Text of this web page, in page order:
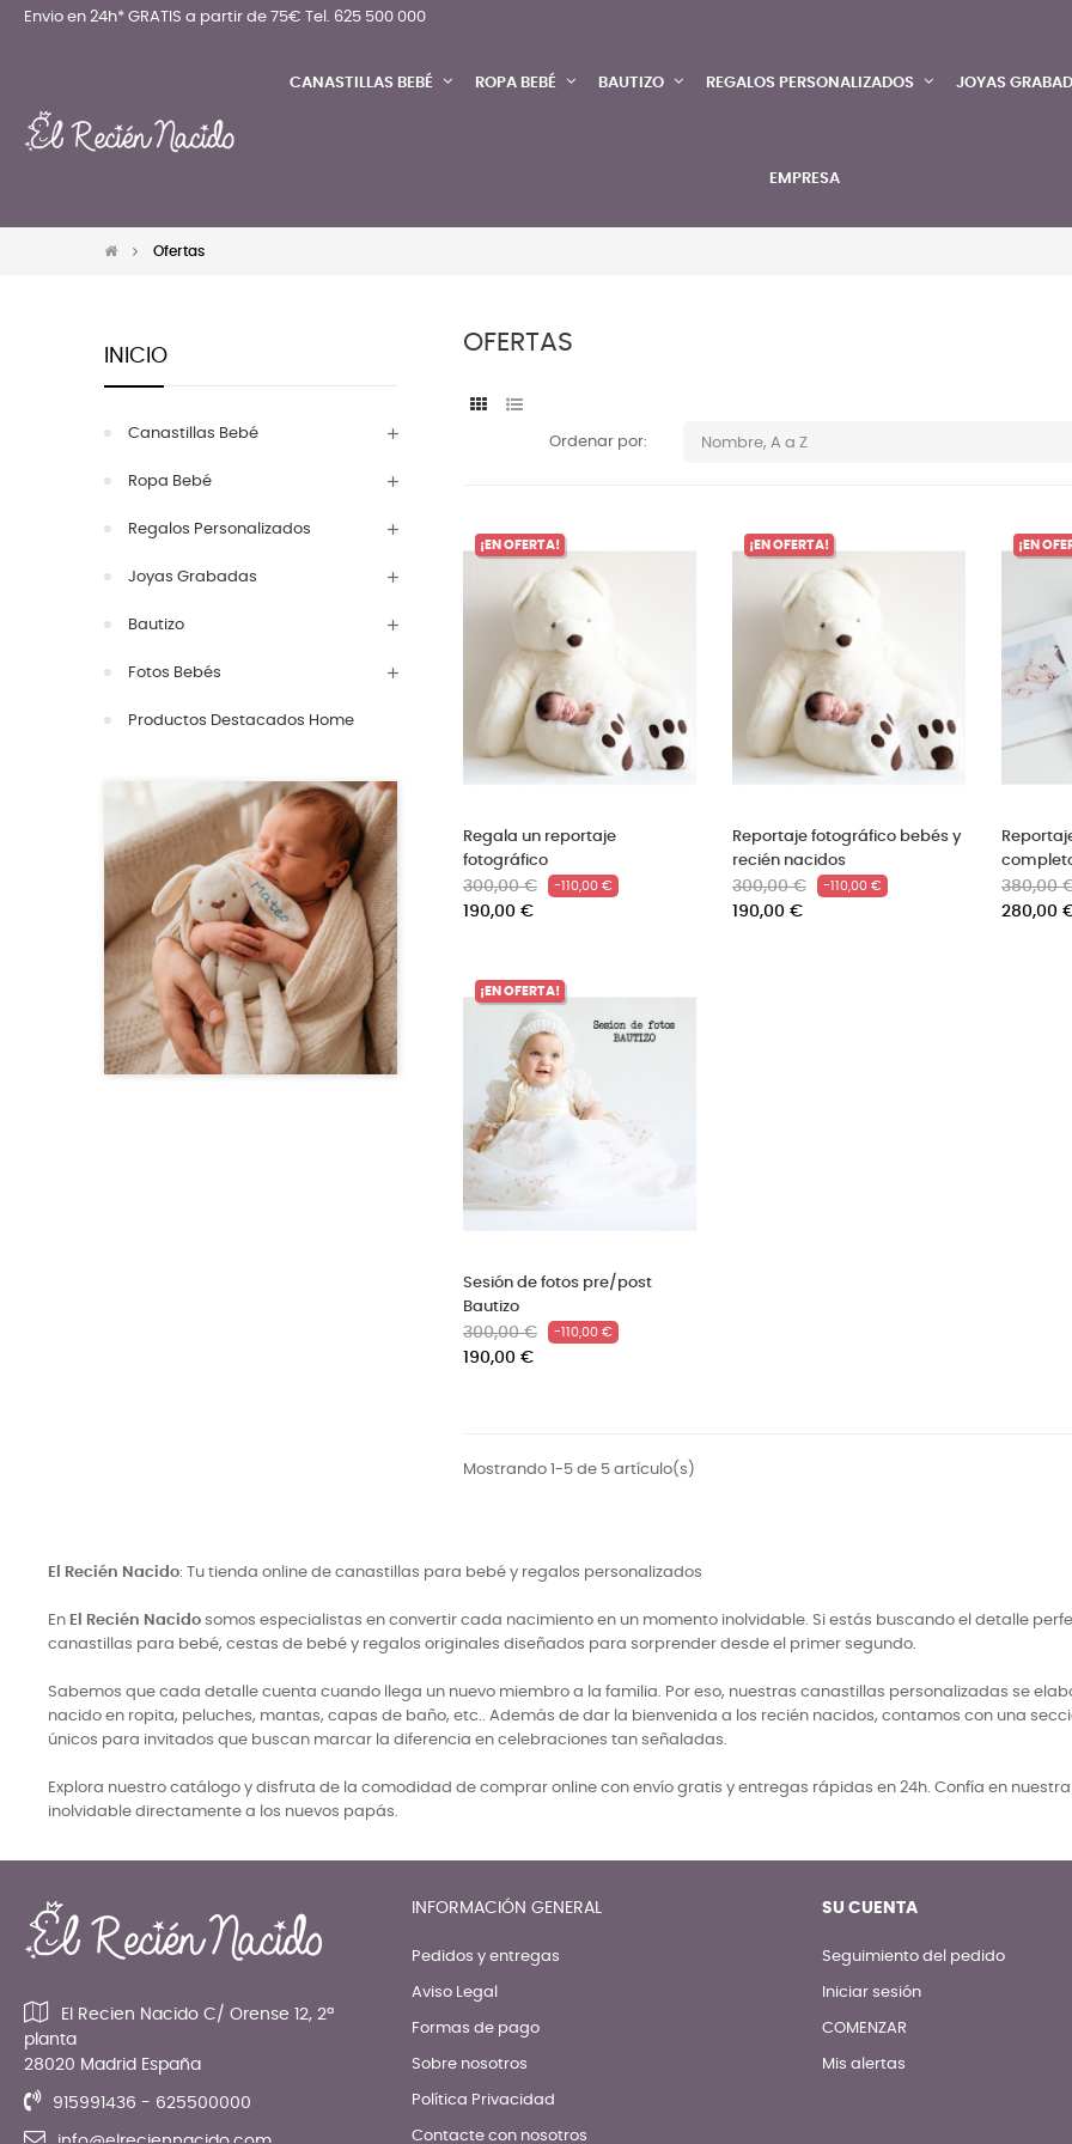
Envio en 24h* GRATIS a partir de 75€ Tel. 625 500 000
CANASTILLAS BEBÉ ROPA BEBÉ BAUTIZO REGALOS PERSONALIZADOS JOYAS
EMPRESA
Ofertas
INICIO
Canastillas Bebé
Ropa Bebé
Regalos Personalizados
Joyas Grabadas
Bautizo
Fotos Bebés
Productos Destacados Home
OFERTAS
Ordenar por: Nombre, A a Z
¡EN OFERTA!
Regala un reportaje
fotográfico
Precio
base
300,00 € -110,00 € Precio
190,00 €
¡EN OFERTA!
Reportaje fotográfico bebés y
recién nacidos
Precio
base
300,00 € -110,00 € Precio
190,00 €
¡EN
Precio
base
380,00
280,00
¡EN OFERTA!
Sesión de fotos pre/post
Bautizo
Precio
base
300,00 € -110,00 € Precio
190,00 €
Mostrando 1-5 de 5 artículo(s)
El Recién Nacido: Tu tienda online de canastillas para bebé y regalos personalizados
En El Recién Nacido somos especialistas en convertir cada nacimiento en un momento inolvidable. Si estás buscando el detalle
canastillas para bebé, cestas de bebé y regalos originales diseñados para sorprender desde el primer segundo.
Sabemos que cada detalle cuenta cuando llega un nuevo miembro a la familia. Por eso, nuestras canastillas personalizadas se
nacido en ropita, peluches, mantas, capas de baño, etc.. Además de dar la bienvenida a los recién nacidos, contamos con una
únicos para invitados que buscan marcar la diferencia en celebraciones tan señaladas.
Explora nuestro catálogo y disfruta de la comodidad de comprar online con envío gratis y entregas rápidas en 24h. Confía en
inolvidable directamente a los nuevos papás.
El Recien Nacido C/ Orense 12, 2ª
planta
28020 Madrid España
915991436 - 625500000
INFORMACIÓN GENERAL
Pedidos y entregas
Aviso Legal
Formas de pago
Sobre nosotros
Política Privacidad
Contacte con nosotros
SU CUENTA
Seguimiento del pedido
Iniciar sesión
COMENZAR
Mis alertas